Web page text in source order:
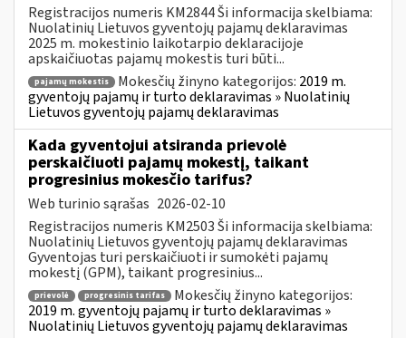
Registracijos numeris KM2844 Ši informacija skelbiama:
Nuolatinių Lietuvos gyventojų pajamų deklaravimas
2025 m. mokestinio laikotarpio deklaracijoje
apskaičiuotas pajamų mokestis turi būti...
pajamų mokestis Mokesčių žinyno kategorijos: 2019 m.
gyventojų pajamų ir turto deklaravimas » Nuolatinių
Lietuvos gyventojų pajamų deklaravimas
Kada gyventojui atsiranda prievolė
perskaičiuoti pajamų mokestį, taikant
progresinius mokesčio tarifus?
Web turinio sąrašas 2026-02-10
Registracijos numeris KM2503 Ši informacija skelbiama:
Nuolatinių Lietuvos gyventojų pajamų deklaravimas
Gyventojas turi perskaičiuoti ir sumokėti pajamų
mokestį (GPM), taikant progresinius...
prievolė progresinis tarifas
Mokesčių žinyno kategorijos:
2019 m. gyventojų pajamų ir turto deklaravimas »
Nuolatinių Lietuvos gyventojų pajamų deklaravimas